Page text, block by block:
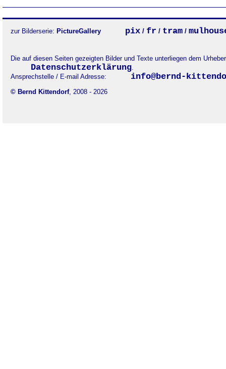
zur Bilderserie: PictureGallery pix / fr / tram /
Die auf diesen Seiten gezeigten Bilder und Texte unterliegen dem
Datenschutzerklärung.
Ansprechstelle / E-mail Adresse:
info@bernd-
© Bernd Kittendorf, 2008 - 2026